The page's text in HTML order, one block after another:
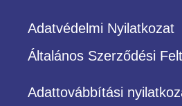
Adatvédelmi Nyilatkozat
Általános Szerződési
Adattovábbítási